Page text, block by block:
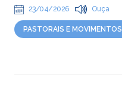
23/04/2026 Ouça
PASTORAIS E MOVIMENTOS